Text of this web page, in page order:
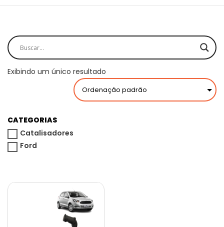
Exibindo um único resultado
CATEGORIAS
Catalisadores
Ford